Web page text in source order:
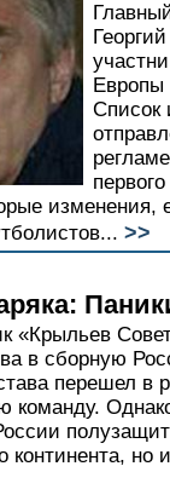
Европы
Список
изменения,
>>
«Крыльев
в сборную
перешел в
команду.
континента,